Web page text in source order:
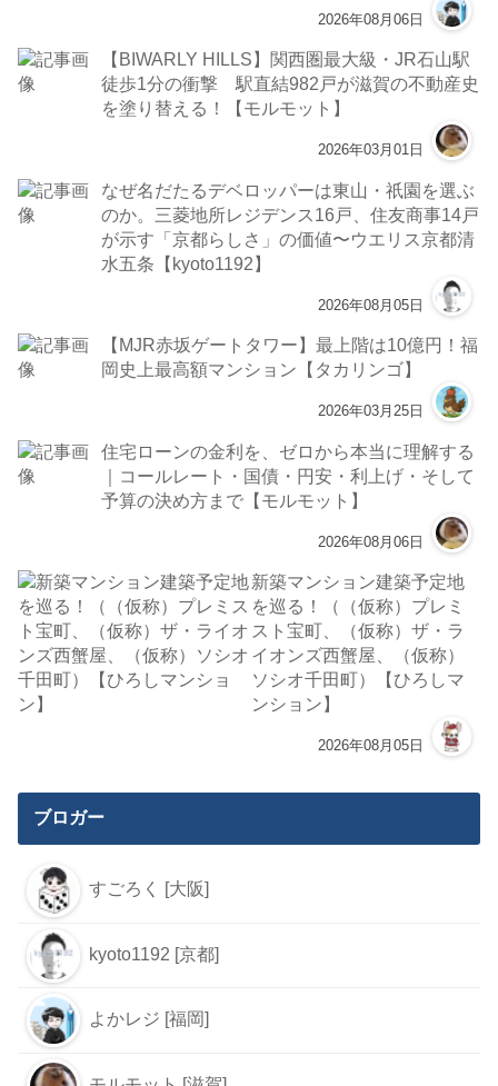
2026年08月06日
【BIWARLY HILLS】関西圏最大級・JR石山駅
徒歩1分の衝撃 駅直結982戸が滋賀の不動産史
を塗り替える！【モルモット】
2026年03月01日
なぜ名だたるデベロッパーは東山・祇園を選ぶ
のか。三菱地所レジデンス16戸、住友商事14戸
が示す「京都らしさ」の価値〜ウエリス京都清
水五条【kyoto1192】
2026年08月05日
【MJR赤坂ゲートタワー】最上階は10億円！福
岡史上最高額マンション【タカリンゴ】
2026年03月25日
住宅ローンの金利を、ゼロから本当に理解する
｜コールレート・国債・円安・利上げ・そして
予算の決め方まで【モルモット】
2026年08月06日
新築マンション建築予定地
を巡る！（（仮称）プレミ
スト宝町、（仮称）ザ・ラ
イオンズ西蟹屋、（仮称）
ソシオ千田町）【ひろしマ
ンション】
2026年08月05日
ブロガー
すごろく [大阪]
kyoto1192 [京都]
よかレジ [福岡]